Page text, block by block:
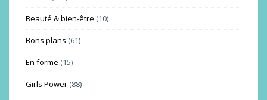
Beauté & bien-être (10)
Bons plans (61)
En forme (15)
Girls Power (88)